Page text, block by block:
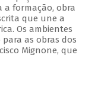
a formação, obra
que une a
Os ambientes
as obras dos
Mignone, que